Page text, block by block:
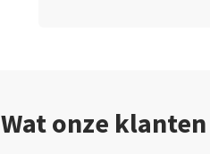
Wat onze